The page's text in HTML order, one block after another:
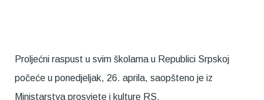
Proljećni raspust u svim školama u Republici Srpskoj
počeće u ponedjeljak, 26. aprila, saopšteno je iz
Ministarstva prosvjete i kulture RS.